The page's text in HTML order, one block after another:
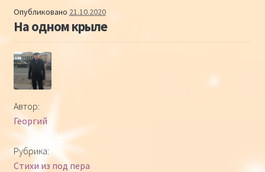
Поэтический ликбез
Поэтический блог
Детская философия
Опубликовано 21.10.2020
На одном крыле
Автор:
Георгий
Рубрика:
Стихи из под пера